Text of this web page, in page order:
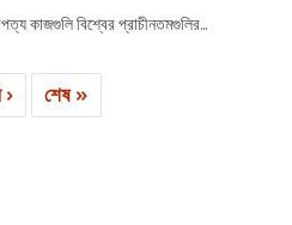
কাজগুলি বিশ্বের প্রাচীনতমগুলির...
› শেষ »